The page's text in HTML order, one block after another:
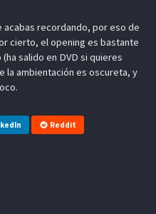
acabas recordando, por eso de
cierto, el opening es bastante
salido en DVD si quieres
la ambientación es oscureta, y
Reddit